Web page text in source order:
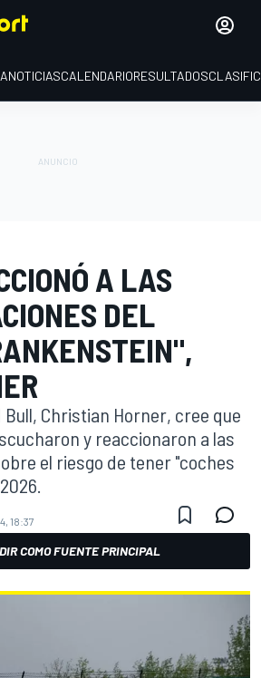
NOTICIASCALENDARIORESULTADOS
A LAS
DEL
Christian Horner, cree que
y reaccionaron a las
el riesgo de tener "coches
18:37
COMO FUENTE PRINCIPAL